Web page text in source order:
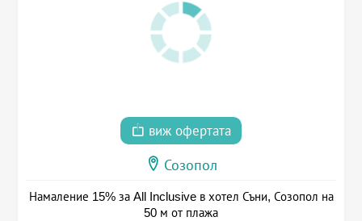
виж офертата
Созопол
Намаление 15% за All Inclusive в хотел Съни, Созопол на
50 м от плажа